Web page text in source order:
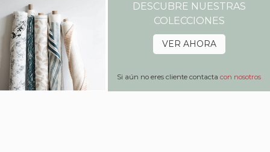
DESCUBRE NUESTRAS
COLECCIONES
VER AHORA
Si aún no eres cliente contactacon nosotros